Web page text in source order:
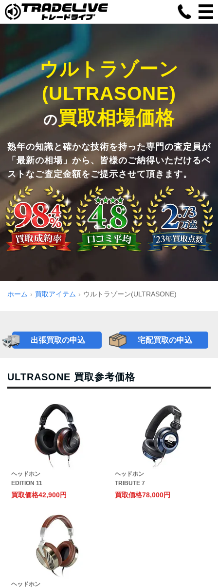
ウルトラゾーン
(ULTRASONE)
の買取相場価格
熟年の知識と確かな技術を持った専門の査定員が
「最新の相場」から、皆様のご納得いただけるベ
ストなご査定金額をご提示させて頂きます。
ホーム 買取アイテム ウルトラゾーン(ULTRASONE)
出張買取の申込 宅配買取の申込
ULTRASONE 買取参考価格
ヘッドホン
EDITION 11
買取価格42,900円
ヘッドホン
TRIBUTE 7
買取価格78,000円
ヘッドホン